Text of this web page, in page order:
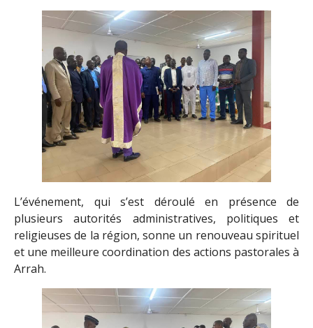
L’événement, qui s’est déroulé en présence de
plusieurs autorités administratives, politiques et
religieuses de la région, sonne un renouveau spirituel
et une meilleure coordination des actions pastorales à
Arrah.